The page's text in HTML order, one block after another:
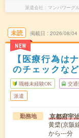
派遣会社 マンパワーグ
未読
NEW
掲載日 2026/08/04
【医療行為は
のチェックなど
職種未経験OK 交通
派遣
勤務地 京都府宇
黄檗(京阪
から---分